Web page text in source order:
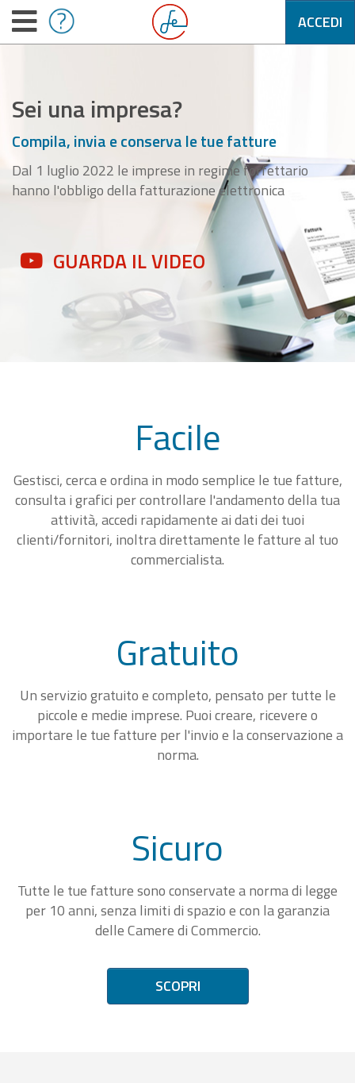
ACCEDI
Sei una impresa?
Compila, invia e conserva le tue fatture
Dal 1 luglio 2022 le imprese in regime forfettario
hanno l'obbligo della fatturazione elettronica
GUARDA IL VIDEO
Facile
Gestisci, cerca e ordina in modo semplice le tue fatture,
consulta i grafici per controllare l'andamento della tua
attività, accedi rapidamente ai dati dei tuoi
clienti/fornitori, inoltra direttamente le fatture al tuo
commercialista.
Gratuito
Un servizio gratuito e completo, pensato per tutte le
piccole e medie imprese. Puoi creare, ricevere o
importare le tue fatture per l'invio e la conservazione a
norma.
Sicuro
Tutte le tue fatture sono conservate a norma di legge
per 10 anni, senza limiti di spazio e con la garanzia
delle Camere di Commercio.
SCOPRI